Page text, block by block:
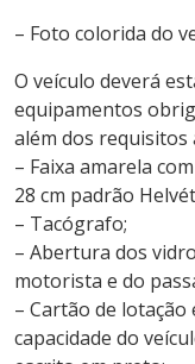
– Foto colorida do
O veículo deverá
equipamentos
além dos requisitos
– Faixa amarela
28 cm padrão
– Tacógrafo;
– Abertura dos
motorista e do
– Cartão de
capacidade do